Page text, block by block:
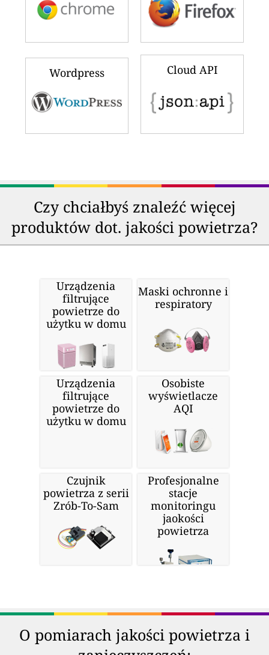
Wordpress Cloud API
Czy chciałbyś znaleźć więcej
produktów dot. jakości powietrza?
Urządzenia
filtrujące
powietrze do
użytku w domu
Maski ochronne i
respiratory
Urządzenia
filtrujące
powietrze do
użytku w domu
Osobiste
wyświetlacze
AQI
Czujnik
powietrza z serii
Zrób-To-Sam
Profesjonalne
stacje
monitoringu
jaokości
powietrza
O pomiarach jakości powietrza i